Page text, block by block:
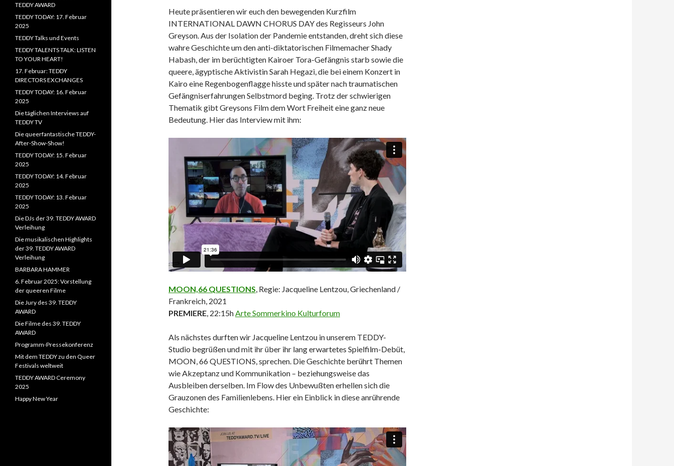
Heute präsentieren wir euch den bewegenden Kurzfilm
INTERNATIONAL DAWN CHORUS DAY des Regisseurs John
Greyson. Aus der Isolation der Pandemie entstanden, dreht sich diese
wahre Geschichte um den anti-diktatorischen Filmemacher Shady
Habash, der im berüchtigten Kairoer Tora-Gefängnis starb sowie die
queere, ägyptische Aktivistin Sarah Hegazi, die bei einem Konzert in
Kairo eine Regenbogenflagge hisste und später nach traumatischen
Gefängniserfahrungen Selbstmord beging. Trotz der schwierigen
Thematik gibt Greysons Film dem Wort Freiheit eine ganz neue
Bedeutung. Hier das Interview mit ihm:
MOON,66 QUESTIONS, Regie: Jacqueline Lentzou, Griechenland /
Frankreich, 2021
PREMIERE, 22:15hArte Sommerkino Kulturforum
Als nächstes durften wir Jacqueline Lentzou in unserem TEDDY-
Studio begrüßen und mit ihr über ihr lang erwartetes Spielfilm-Debüt,
MOON, 66 QUESTIONS, sprechen. Die Geschichte berührt Themen
wie Akzeptanz und Kommunikation – beziehungsweise das
Ausbleiben derselben. Im Flow des Unbewußten erhellen sich die
Grauzonen des Familienlebens. Hier ein Einblick in diese anrührende
Geschichte:
TEDDY AWARD
TEDDY TODAY: 17. Februar
2025
TEDDY Talks und Events
TEDDY TALENTS TALK: LISTEN
TO YOUR HEART!
17. Februar: TEDDY
DIRECTORS EXCHANGES
TEDDY TODAY: 16. Februar
2025
Die täglichen Interviews auf
TEDDY TV
Die queerfantastische TEDDY-
After-Show-Show!
TEDDY TODAY: 15. Februar
2025
TEDDY TODAY: 14. Februar
2025
TEDDY TODAY: 13. Februar
2025
Die DJs der 39. TEDDY AWARD
Verleihung
Die musikalischen Highlights
der 39. TEDDY AWARD
Verleihung
BARBARA HAMMER
6. Februar 2025: Vorstellung
der queeren Filme
Die Jury des 39. TEDDY
AWARD
Die Filme des 39. TEDDY
AWARD
Programm-Pressekonferenz
Mit dem TEDDY zu den Queer
Festivals weltweit
TEDDY AWARD Ceremony
2025
Happy New Year